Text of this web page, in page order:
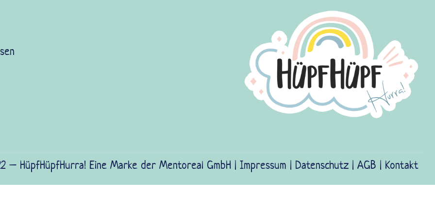
– HüpfHüpfHurra! Eine Marke der Mentoreal GmbH | Impressum | Datenschutz | AGB | Kontakt